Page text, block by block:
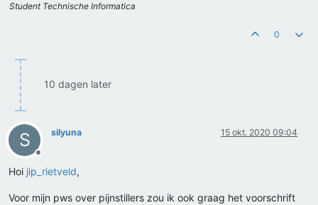
Student Technische Informatica
0
10 dagen later
S
Offline
silyuna 15 okt. 2020 09:04
Hoi jip_rietveld,
Voor mijn pws over pijnstillers zou ik ook graag het voorschrift